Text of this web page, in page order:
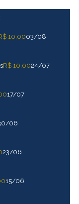
10,0003/08
R$ 10,0024/07
17/07
06
23/06
15/06